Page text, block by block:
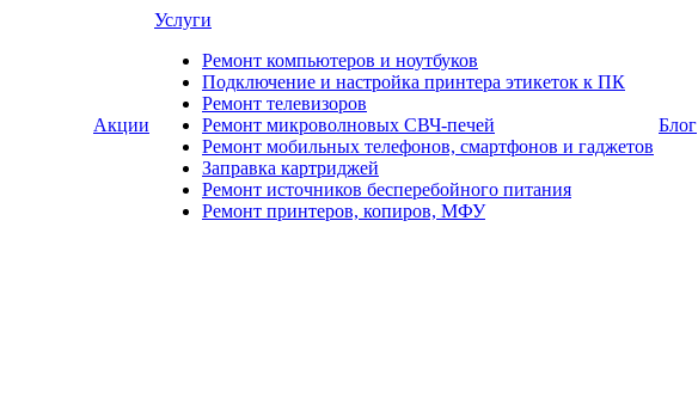
Акции
Услуги
Ремонт компьютеров и ноутбуков
Подключение и настройка принтера этикеток к ПК
Ремонт телевизоров
Ремонт микроволновых СВЧ-печей
Ремонт мобильных телефонов, смартфонов и гаджетов
Заправка картриджей
Ремонт источников бесперебойного питания
Ремонт принтеров, копиров, МФУ
Блог